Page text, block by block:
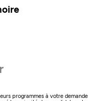
programmes à votre demande